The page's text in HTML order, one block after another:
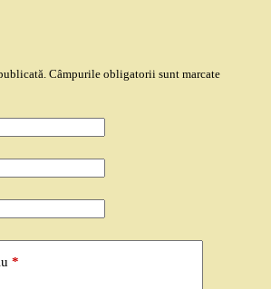
Câmpurile obligatorii sunt marcate
*